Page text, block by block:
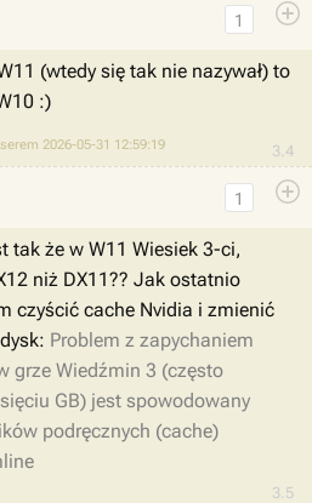
3.4
1
(wtedy się tak nie nazywał) to
:)
2026-05-31 12:59:19
3.5
1
tak że w W11 Wiesiek 3-ci,
niż DX11?? Jak ostatnio
czyścić cache Nvidia i zmienić
Problem z zapychaniem
grze Wiedźmin 3 (często
GB) jest spowodowany
podręcznych (cache)